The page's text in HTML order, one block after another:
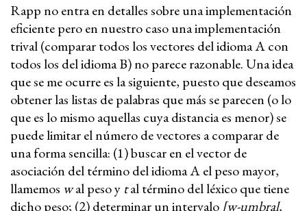
Rapp no entra en detalles sobre una implementación
eficiente pero en nuestro caso una implementación
trival (comparar todos los vectores del idioma A con
todos los del idioma B) no parece razonable. Una idea
que se me ocurre es la siguiente, puesto que deseamos
obtener las listas de palabras que más se parecen (o lo
que es lo mismo aquellas cuya distancia es menor) se
puede limitar el número de vectores a comparar de
una forma sencilla: (1) buscar en el vector de
asociación del término del idioma A el peso mayor,
llamemos wal peso y tal término del léxico que tiene
dicho peso; (2) determinar un intervalo [w-umbral,